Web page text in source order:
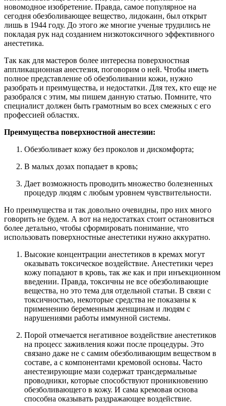
новомодное изобретение. Правда, самое популярное на
сегодня обезболивающее вещество, лидокаин, был открыт
лишь в 1944 году. До этого же многие ученые трудились не
покладая рук над созданием низкотоксичного эффективного
анестетика.
Так как для мастеров более интересна поверхностная
аппликационная анестезия, поговорим о ней. Чтобы иметь
полное представление об обезболивании кожи, нужно
разобрать и преимущества, и недостатки. Для тех, кто еще не
разобрался с этим, мы пишем данную статью. Помните, что
специалист должен быть грамотным во всех смежных с его
профессией областях.
Преимущества поверхностной анестезии:
Обезболивает кожу без проколов и дискомфорта;
В малых дозах попадает в кровь;
Дает возможность проводить множество болезненных
процедур людям с любым уровнем чувствительности.
Но преимущества и так довольно очевидны, про них много
говорить не будем. А вот на недостатках стоит остановиться
более детально, чтобы сформировать понимание, что
использовать поверхностные анестетики нужно аккуратно.
Высокие концентрации анестетиков в кремах могут
оказывать токсическое воздействие. Анестетики через
кожу попадают в кровь, так же как и при инъекционном
введении. Правда, токсичны не все обезболивающие
вещества, но это тема для отдельной статьи. В связи с
токсичностью, некоторые средства не показаны к
применению беременным женщинам и людям с
нарушениями работы иммунной системы.
Порой отмечается негативное воздействие анестетиков
на процесс заживления кожи после процедуры. Это
связано даже не с самим обезболивающим веществом в
составе, а с компонентами кремовой основы. Часто
анестезирующие мази содержат трансдермальные
проводники, которые способствуют проникновению
обезболивающего в кожу. И сама кремовая основа
способна оказывать раздражающее воздействие.